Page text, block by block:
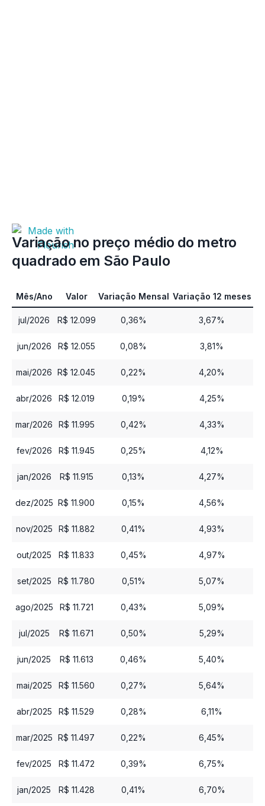
Variação no preço médio do metro
quadrado em São Paulo
Mês/Ano Valor Variação Mensal Variação 12 meses
jul/2026 R$ 12.099 0,36% 3,67%
jun/2026 R$ 12.055 0,08% 3,81%
mai/2026 R$ 12.045 0,22% 4,20%
abr/2026 R$ 12.019 0,19% 4,25%
mar/2026 R$ 11.995 0,42% 4,33%
fev/2026 R$ 11.945 0,25% 4,12%
jan/2026 R$ 11.915 0,13% 4,27%
dez/2025 R$ 11.900 0,15% 4,56%
nov/2025 R$ 11.882 0,41% 4,93%
out/2025 R$ 11.833 0,45% 4,97%
set/2025 R$ 11.780 0,51% 5,07%
ago/2025 R$ 11.721 0,43% 5,09%
jul/2025 R$ 11.671 0,50% 5,29%
jun/2025 R$ 11.613 0,46% 5,40%
mai/2025 R$ 11.560 0,27% 5,64%
abr/2025 R$ 11.529 0,28% 6,11%
mar/2025 R$ 11.497 0,22% 6,45%
fev/2025 R$ 11.472 0,39% 6,75%
jan/2025 R$ 11.428 0,41% 6,70%